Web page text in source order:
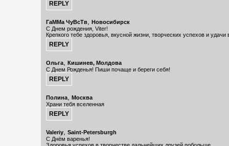
ГаММа ЧуВсТв, Новосибирск
С Днем рождения, Viter!
Крепкого тебе здоровья, вкусной жизни, творческих успехов и удачи
Ольга, Кишинев, Молдова
С Днем Рожденья! Пиши почаще и береги себя!
Полина, Москва
Храни тебя вселенная
Valeriy, Saint-Petersburgh
С Днём варенья!